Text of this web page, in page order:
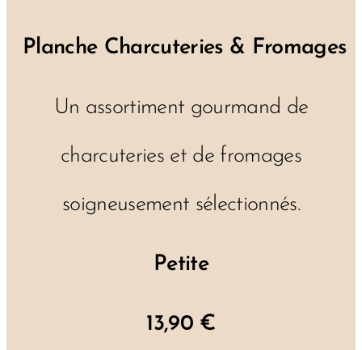
Planche Charcuteries & Fromages
Un assortiment gourmand de
charcuteries et de fromages
soigneusement sélectionnés.
Petite
13,90 €